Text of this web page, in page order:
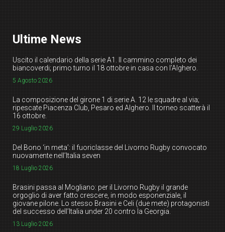
Ultime News
Uscito il calendario della serie A1. Il cammino completo dei
biancoverdi; primo turno il 18 ottobre in casa con l’Alghero.
5 Agosto 2026
La composizione del girone 1 di serie A. 12 le squadre al via;
ripescate Piacenza Club, Pesaro ed Alghero. Il torneo scatterà il
16 ottobre.
29 Luglio 2026
Del Bono ‘in meta’: il fuoriclasse del Livorno Rugby convocato
nuovamente nell’Italia seven
18 Luglio 2026
Brasini passa al Mogliano: per il Livorno Rugby il grande
orgoglio di aver fatto crescere, in modo esponenziale, il
giovane pilone. Lo stesso Brasini e Celi (due mete) protagonisti
del successo dell’Italia under 20 contro la Georgia.
13 Luglio 2026